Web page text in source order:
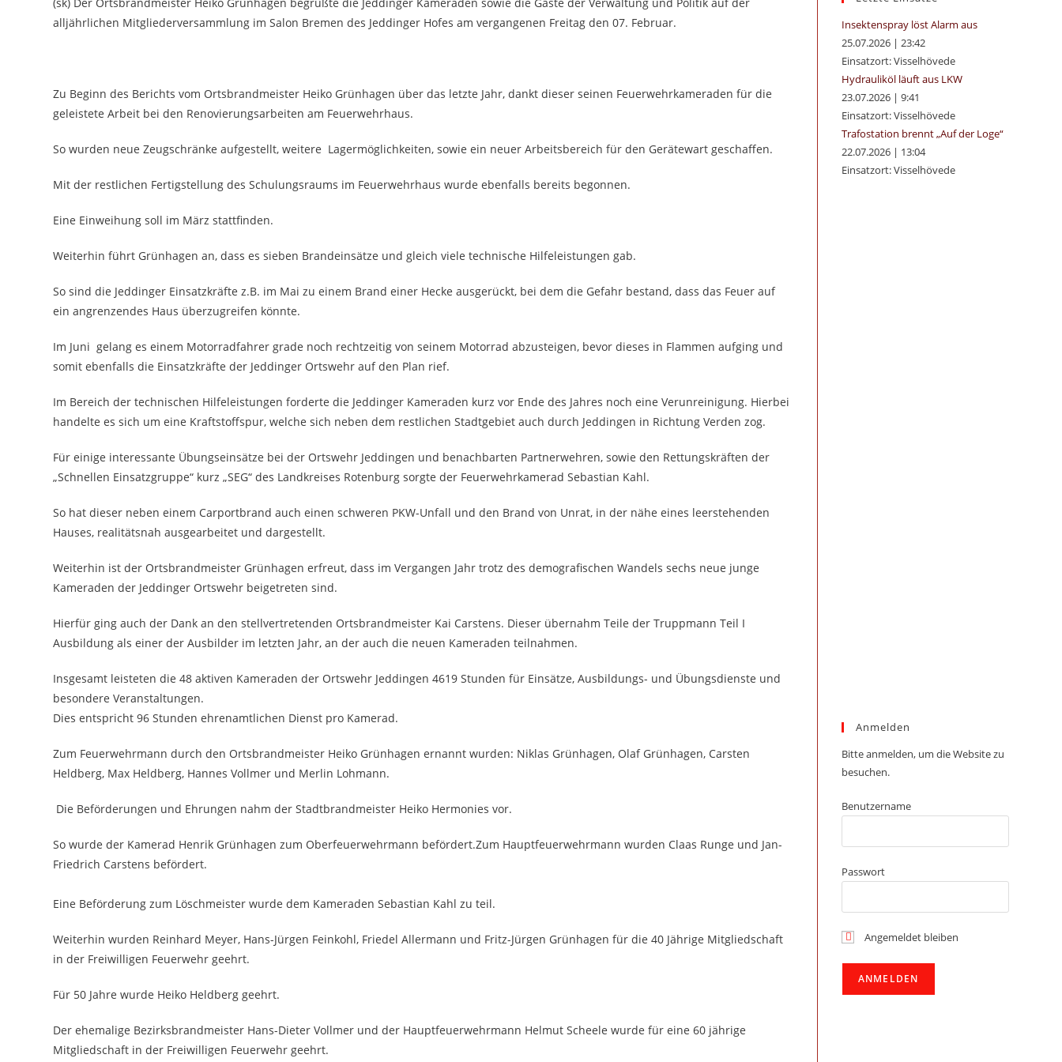
alljährlichen Mitgliederversammlung im Salon Bremen des Jeddinger Hofes am vergangenen Freitag den 07. Februar.
Zu Beginn des Berichts vom Ortsbrandmeister Heiko Grünhagen über das letzte Jahr, dankt dieser seinen Feuerwehrkameraden für die
geleistete Arbeit bei den Renovierungsarbeiten am Feuerwehrhaus.
So wurden neue Zeugschränke aufgestellt, weitere Lagermöglichkeiten, sowie ein neuer Arbeitsbereich für den Gerätewart geschaffen.
Mit der restlichen Fertigstellung des Schulungsraums im Feuerwehrhaus wurde ebenfalls bereits begonnen.
Eine Einweihung soll im März stattfinden.
Weiterhin führt Grünhagen an, dass es sieben Brandeinsätze und gleich viele technische Hilfeleistungen gab.
So sind die Jeddinger Einsatzkräfte z.B. im Mai zu einem Brand einer Hecke ausgerückt, bei dem die Gefahr bestand, dass das Feuer auf
ein angrenzendes Haus überzugreifen könnte.
Im Juni gelang es einem Motorradfahrer grade noch rechtzeitig von seinem Motorrad abzusteigen, bevor dieses in Flammen aufging und
somit ebenfalls die Einsatzkräfte der Jeddinger Ortswehr auf den Plan rief.
Im Bereich der technischen Hilfeleistungen forderte die Jeddinger Kameraden kurz vor Ende des Jahres noch eine Verunreinigung. Hierbei
handelte es sich um eine Kraftstoffspur, welche sich neben dem restlichen Stadtgebiet auch durch Jeddingen in Richtung Verden zog.
Für einige interessante Übungseinsätze bei der Ortswehr Jeddingen und benachbarten Partnerwehren, sowie den Rettungskräften der
„Schnellen Einsatzgruppe“ kurz „SEG“ des Landkreises Rotenburg sorgte der Feuerwehrkamerad Sebastian Kahl.
So hat dieser neben einem Carportbrand auch einen schweren PKW-Unfall und den Brand von Unrat, in der nähe eines leerstehenden
Hauses, realitätsnah ausgearbeitet und dargestellt.
Weiterhin ist der Ortsbrandmeister Grünhagen erfreut, dass im Vergangen Jahr trotz des demografischen Wandels sechs neue junge
Kameraden der Jeddinger Ortswehr beigetreten sind.
Hierfür ging auch der Dank an den stellvertretenden Ortsbrandmeister Kai Carstens. Dieser übernahm Teile der Truppmann Teil I
Ausbildung als einer der Ausbilder im letzten Jahr, an der auch die neuen Kameraden teilnahmen.
Insgesamt leisteten die 48 aktiven Kameraden der Ortswehr Jeddingen 4619 Stunden für Einsätze, Ausbildungs- und Übungsdienste und
besondere Veranstaltungen.
Dies entspricht 96 Stunden ehrenamtlichen Dienst pro Kamerad.
Zum Feuerwehrmann durch den Ortsbrandmeister Heiko Grünhagen ernannt wurden: Niklas Grünhagen, Olaf Grünhagen, Carsten
Heldberg, Max Heldberg, Hannes Vollmer und Merlin Lohmann.
Die Beförderungen und Ehrungen nahm der Stadtbrandmeister Heiko Hermonies vor.
So wurde der Kamerad Henrik Grünhagen zum Oberfeuerwehrmann befördert.Zum Hauptfeuerwehrmann wurden Claas Runge und Jan-
Friedrich Carstens befördert.
Eine Beförderung zum Löschmeister wurde dem Kameraden Sebastian Kahl zu teil.
Weiterhin wurden Reinhard Meyer, Hans-Jürgen Feinkohl, Friedel Allermann und Fritz-Jürgen Grünhagen für die 40 Jährige Mitgliedschaft
in der Freiwilligen Feuerwehr geehrt.
Für 50 Jahre wurde Heiko Heldberg geehrt.
Der ehemalige Bezirksbrandmeister Hans-Dieter Vollmer und der Hauptfeuerwehrmann Helmut Scheele wurde für eine 60 jährige
Mitgliedschaft in der Freiwilligen Feuerwehr geehrt.
Insektenspray löst Alarm aus
25.07.2026| 23:42
Einsatzort: Visselhövede
Hydrauliköl läuft aus LKW
23.07.2026| 9:41
Einsatzort: Visselhövede
Trafostation brennt „Auf der Loge“
22.07.2026| 13:04
Einsatzort: Visselhövede
Anmelden
Bitte anmelden, um die Website zu
besuchen.
Benutzername
Passwort
Angemeldet bleiben